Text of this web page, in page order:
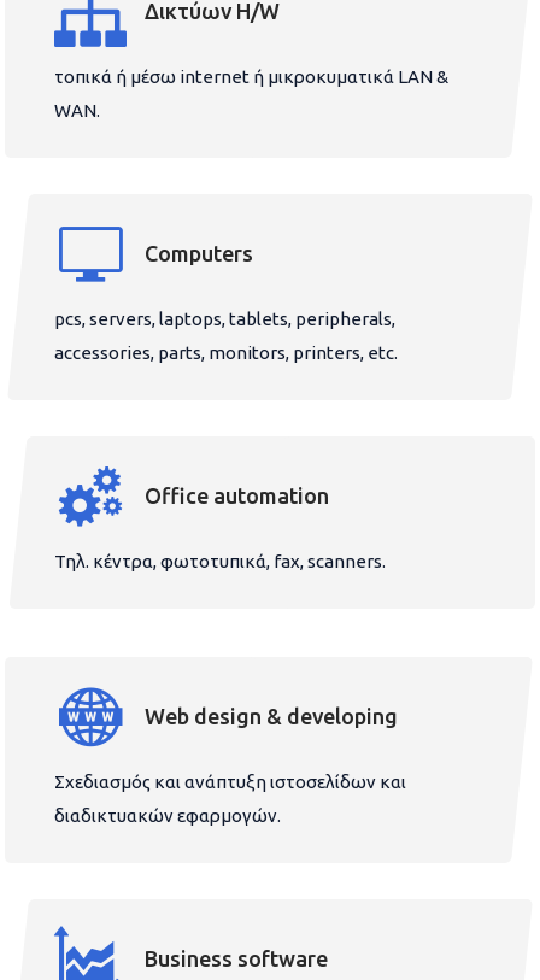
Δικτύων H/W
τοπικά ή μέσω internet ή μικροκυματικά LAN &
WAN.
Computers
pcs, servers, laptops, tablets, peripherals,
accessories, parts, monitors, printers, etc.
Office automation
Τηλ. κέντρα, φωτοτυπικά, fax, scanners.
Web design & developing
Σχεδιασμός και ανάπτυξη ιστοσελίδων και
διαδικτυακών εφαρμογών.
Business software